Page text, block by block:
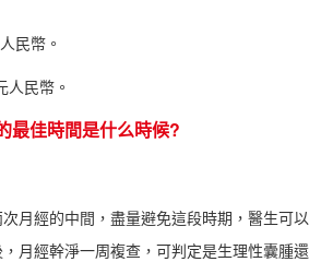
民幣。
民幣。
佳時間是什么時候?‍
經的中間，盡量避免這段時期，醫生可
月經幹淨一周複查，可判定是生理性囊腫